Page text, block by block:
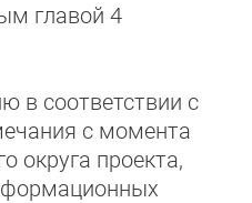
главой 4
в соответствии с
с момента
округа проекта,